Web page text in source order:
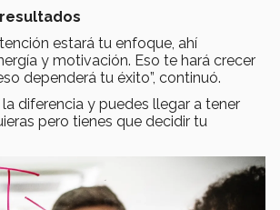
estará tu enfoque, ahí
y motivación. Eso te hará crecer
dependerá tu éxito”, continuó.
diferencia y puedes llegar a tener
pero tienes que decidir tu